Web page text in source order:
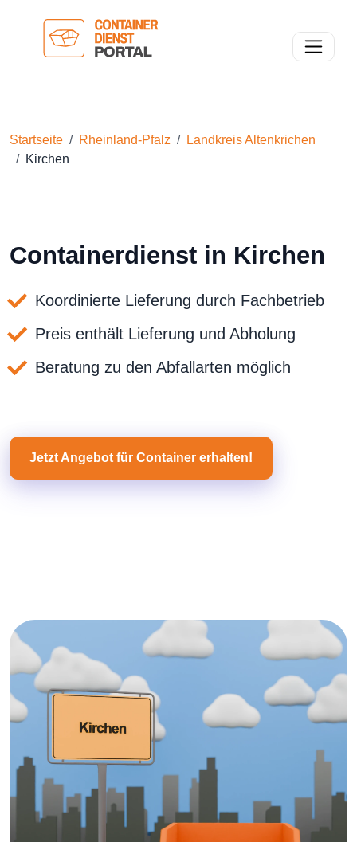
Toggle
Startseite Rheinland-Pfalz
Landkreis Altenkrichen
Kirchen
Containerdienst in Kirchen
Koordinierte Lieferung durch Fachbetrieb
Preis enthält Lieferung und Abholung
Beratung zu den Abfallarten möglich
Jetzt Angebot für Container erhalten!